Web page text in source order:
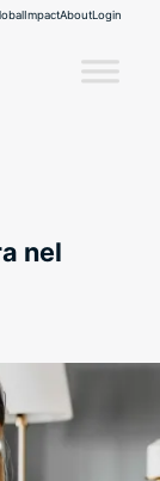
ImpactAboutLogin
nel